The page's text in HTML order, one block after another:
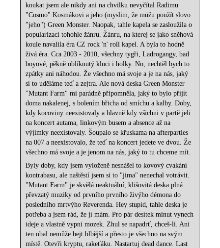
koukat jsem ale nikdy ani na chvilku nevyčítal Radimu
"Cosmo" Kosmákovi a jeho (myslim, že můžu použít slovo
"jeho") Green Monster. Naopak, tahle kapela se zasloužila o
popularizaci tohohle žánru. Žánru, na kterej se jako sněhová
koule navalila éra CZ rock 'n' roll kapel. A byla to hodně
živá éra. Cca 2003 - 2010, všechny tygři, Ladrogangy, bad
boyové, pěkně oblíknutý kluci i holky. No, nechtěl bych to
zpátky ani náhodou. Že všechno má svoje a je na nás, jaký
si to uděláme teď a zejtra. Ale nová deska Green Monster
"Mutant Farm" mi parádně připomněla, jaký to bylo přijít
doma nakalenej, s bolením břicha od smíchu a kalby. Doby,
kdy kocoviny neexistovaly a hlavně kdy všichni v partě jeli
na koncert autama, linkovým busem a absence až na
výjimky neexistovaly. Šoupalo se křuskama na afterparties
na 007 a neexistovalo, že teď na koncert jedete ve dvou. Že
všechno má svoje a je jenom na nás, jaký to tu chceme mít.
Byly doby, kdy jsem vyloženě nesnášel to kovový cvakání
kontrabasu, ale naštěstí jsem si to "jima" nenechal votrávit.
"Mutant Farm" je skvělá neaktuální, klišovitá deska plná
převzatý muziky od prvního prvního živýho démona do
posledního mrtvýho Reverenda. Hey stupid, tahle deska je
potřeba a jsem rád, že jí mám. Pro pár desítek minut vynech
ideje a vlastně vypni mozek. Zhul se napadrť, chceš-li. Ani
ten obal nemůže bejt blbější a přesto je všechno na svým
místě. Otevři kryptu, rakeťáku. Nastartuj dead dance. Last